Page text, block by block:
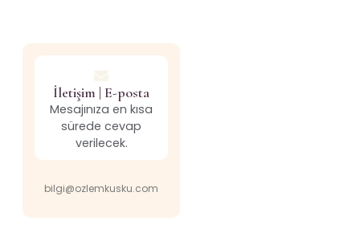
İletişim | E-posta
Mesajınıza en kısa
sürede cevap
verilecek.
bilgi@ozlemkusku.com